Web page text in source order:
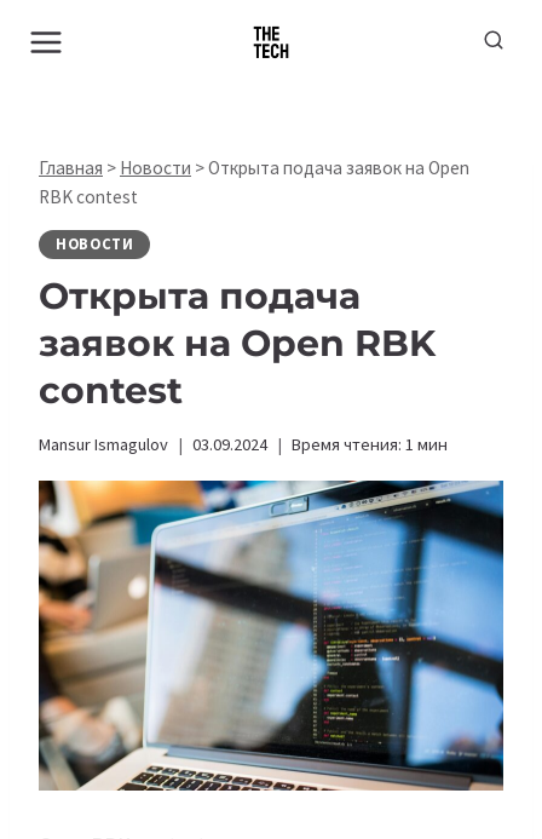
Главная > Новости >Открыта подача заявок на Open
RBK contest
НОВОСТИ
Открыта подача
заявок на Open RBK
contest
Mansur Ismagulov 03.09.2024 Время чтения: 1 мин